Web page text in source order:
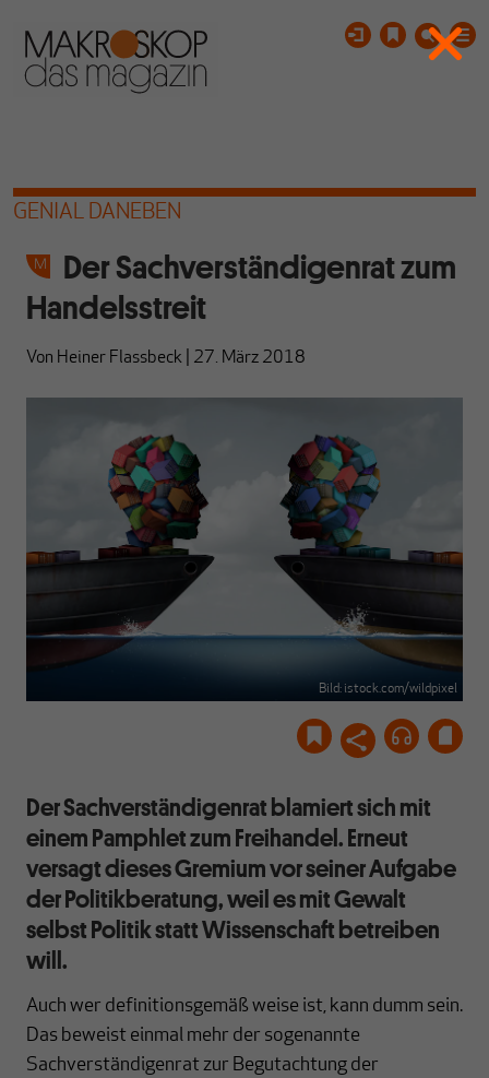
GENIAL DANEBEN
Der Sachverständigenrat zum
Handelsstreit
Von Heiner Flassbeck 27. März 2018
Bild: istock.com/wildpixel
Der Sachverständigenrat blamiert sich mit
einem Pamphlet zum Freihandel. Erneut
versagt dieses Gremium vor seiner Aufgabe
der Politikberatung, weil es mit Gewalt
selbst Politik statt Wissenschaft betreiben
will.
Auch wer definitionsgemäß weise ist, kann dumm sein.
Das beweist einmal mehr der sogenannte
Sachverständigenrat zur Begutachtung der